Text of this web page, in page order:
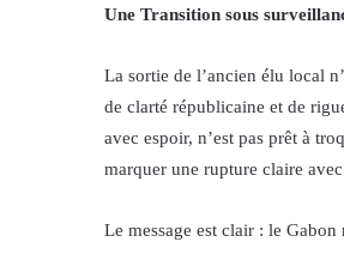
Une Transition sous
La sortie de l’ancien élu local
de clarté républicaine et de
avec espoir, n’est pas prêt à
marquer une rupture claire
Le message est clair : le